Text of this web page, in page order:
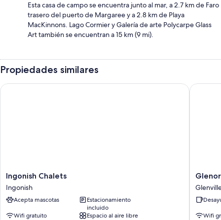
Esta casa de campo se encuentra junto al mar, a 2.7 km de Faro
trasero del puerto de Margaree y a 2.8 km de Playa
MacKinnons. Lago Cormier y Galería de arte Polycarpe Glass
Art también se encuentran a 15 km (9 mi).
Propiedades similares
Ingonish
Chalets
Ingonish
Ingonish Chalets
Ingonish
Acepta mascotas
Estacionamiento
incluido
Wifi gratuito
Espacio al aire libre
Ingonish Chalets
Glenora
Inn
&
Distillery
Wifi
Glenora